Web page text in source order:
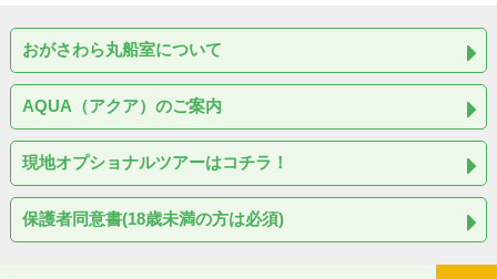
おがさわら丸船室について
AQUA（アクア）のご案内
現地オプショナルツアーはコチラ！
保護者同意書(18歳未満の方は必須)